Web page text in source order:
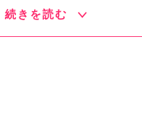
続きを読む